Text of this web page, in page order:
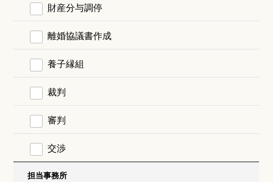
財産分与調停
離婚協議書作成
養子縁組
裁判
審判
交渉
担当事務所